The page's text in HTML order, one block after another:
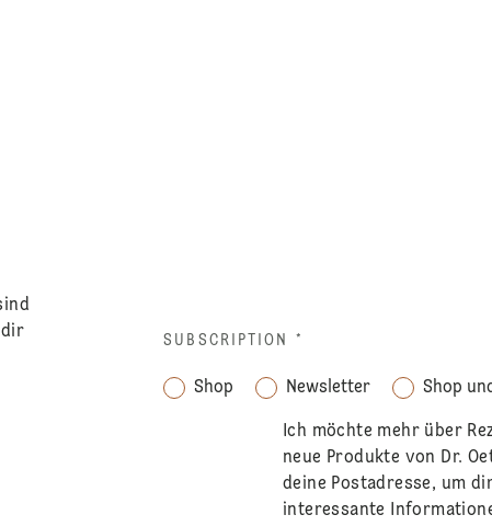
dir
SUBSCRIPTION *
Shop Newsletter Shop
Ich möchte mehr über
neue Produkte von Dr.
deine Postadresse, um
interessante